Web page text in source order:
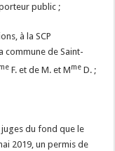
public ;
à la SCP
commune de Saint-
me F. et de M. et Mme D. ;
du fond que le
2019, un permis de